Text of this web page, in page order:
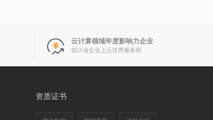
17、如何使用收款单 2024-12-31
19、其他收付款单
云计算领域年度影响力企业
四川省企业上云优秀服务商
资质证书